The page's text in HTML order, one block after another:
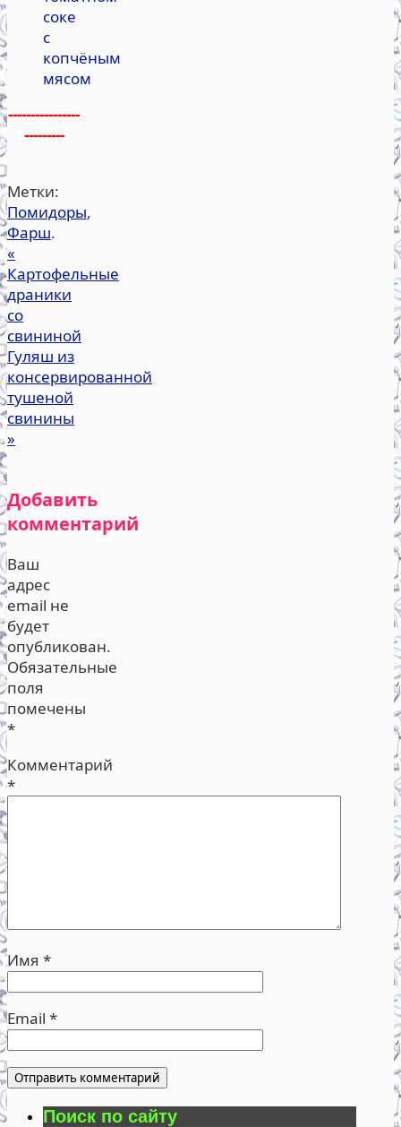
соке
с
копчёным
мясом
----------------
---------
Метки:
Помидоры,
Фарш.
«
Картофельные
драники
со
свининой
Гуляш из
консервированной
тушеной
свинины
»
Добавить
комментарий
Ваш
адрес
email не
будет
опубликован.
Обязательные
поля
помечены
*
Комментарий
*
Имя *
Email *
Поиск по сайту